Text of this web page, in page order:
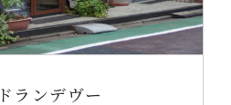
ランデヴー